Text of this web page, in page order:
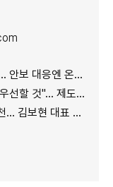
대응엔 온도차
개선·직원 참여 독려
보현 대표 용퇴